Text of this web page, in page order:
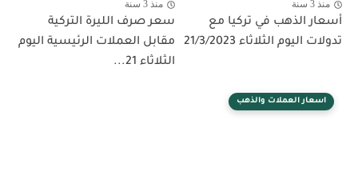
منذ 3 سنة
أسعار الذهب في تركيا مع
تدولات اليوم الثلاثاء 21/3/2023
منذ 3 سنة
سعر صرف الليرة التركية
مقابل العملات الرئيسية اليوم
الثلاثاء 21...
اسعار العملات والذهب